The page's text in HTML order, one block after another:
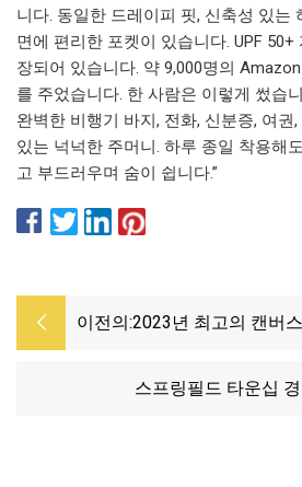
니다. 동일한 드레이피 핏, 신축성 있는
면에 편리한 포켓이 있습니다. UPF
장되어 있습니다. 약 9,000명의
를 주었습니다. 한 사람은 이렇게 썼습
완벽한 비행기 바지, 전화, 신분증, 여권
있는 넉넉한 주머니. 하루 종일 착용해
고 부드러우며 숨이 쉽니다.”
이전의:2023년 최고의 캔버
스프링필드 타운십